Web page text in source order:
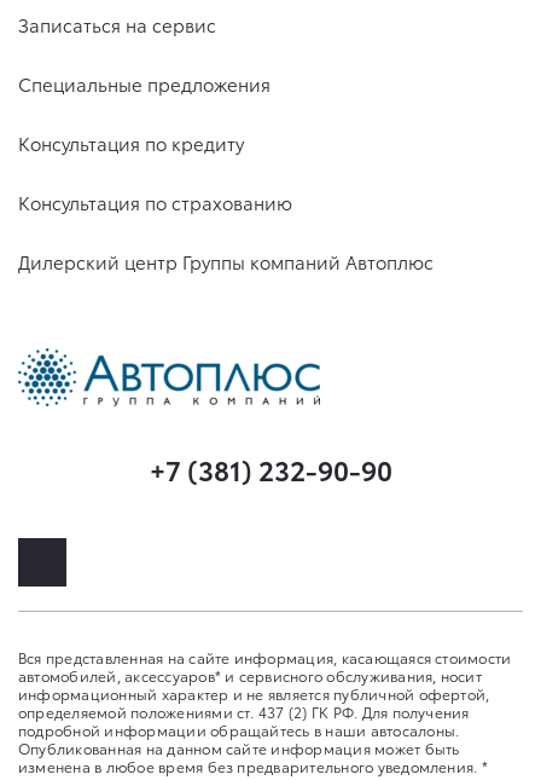
Записаться на сервис
Специальные предложения
Консультация по кредиту
Консультация по страхованию
Дилерский центр Группы компаний Автоплюс
+7 (381) 232-90-90
Вся представленная на сайте информация, касающаяся стоимости
автомобилей, аксессуаров* и сервисного обслуживания, носит
информационный характер и не является публичной офертой,
определяемой положениями ст. 437 (2) ГК РФ. Для получения
подробной информации обращайтесь в наши автосалоны.
Опубликованная на данном сайте информация может быть
изменена в любое время без предварительного уведомления. *